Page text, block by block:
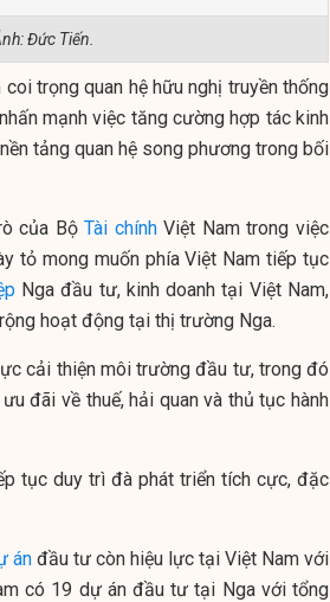
Đức Tiến.
trọng quan hệ hữu nghị truyền thống
mạnh việc tăng cường hợp tác kinh
tảng quan hệ song phương trong bối
của BộTài chínhViệt Nam trong việc
tỏ mong muốn phía Việt Nam tiếp tục
Nga đầu tư, kinh doanh tại Việt Nam,
hoạt động tại thị trường Nga.
cải thiện môi trường đầu tư, trong đó
đãi về thuế, hải quan và thủ tục hành
tục duy trì đà phát triển tích cực, đặc
án đầu tư còn hiệu lực tại Việt Nam với
có 19 dự án đầu tư tại Nga với tổng